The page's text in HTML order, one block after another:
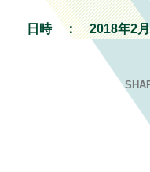
日時 ： 2018年2